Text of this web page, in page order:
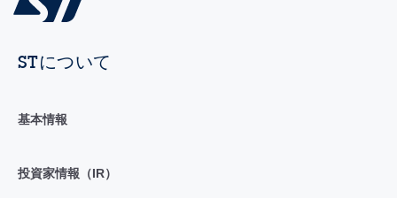
STについて
基本情報
投資家情報（IR）